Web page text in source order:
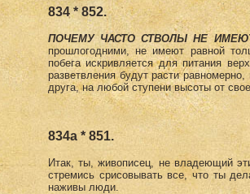
834 * 852.
ПОЧЕМУ ЧАСТО СТВОЛЫ НЕ
прошлогодними, не имеют равной
побега искривляется для питания
разветвления будут расти
друга, на любой ступени высоты от
834а * 851.
Итак, ты, живописец, не владеющий
стремись срисовывать все, что ты
наживы люди.